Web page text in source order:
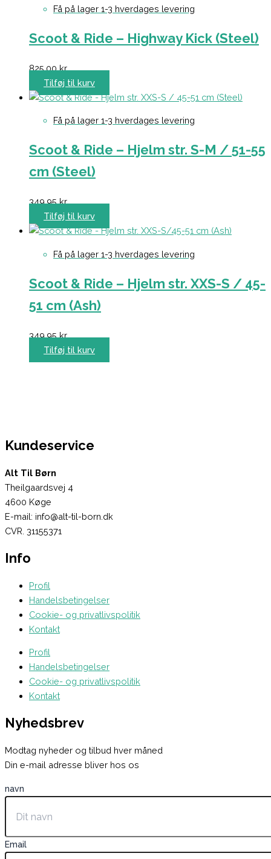
Få på lager 1-3 hverdages levering
Scoot & Ride – Highway Kick (Steel)
825,00kr.
Tilføj til kurv
Få på lager 1-3 hverdages levering
Scoot & Ride – Hjelm str. S-M / 51-55
cm (Steel)
349,95kr.
Tilføj til kurv
Få på lager 1-3 hverdages levering
Scoot & Ride – Hjelm str. XXS-S / 45-
51 cm (Ash)
349,95kr.
Tilføj til kurv
Kundeservice
Alt Til Børn
Theilgaardsvej 4
4600 Køge
E-mail: info@alt-til-born.dk
CVR. 31155371
Info
Profil
Handelsbetingelser
Cookie- og privatlivspolitik
Kontakt
Profil
Handelsbetingelser
Cookie- og privatlivspolitik
Kontakt
Nyhedsbrev
Modtag nyheder og tilbud hver måned
Din e-mail adresse bliver hos os
navn
Email